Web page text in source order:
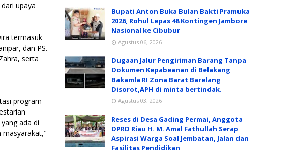
upaya
termasuk
dan PS.
serta
program
ada di
masyarakat,"
Bupati Anton Buka Bulan Bakti Pramuka
2026, Rohul Lepas 48 Kontingen Jambore
Nasional ke Cibubur
Agustus 06, 2026
Dugaan Jalur Pengiriman Barang Tanpa
Dokumen Kepabeanan di Belakang
Bakamla RI Zona Barat Barelang
Disorot,APH di minta bertindak.
Agustus 03, 2026
Reses di Desa Gading Permai, Anggota
DPRD Riau H. M. Amal Fathullah Serap
Aspirasi Warga Soal Jembatan, Jalan dan
Fasilitas Pendidikan